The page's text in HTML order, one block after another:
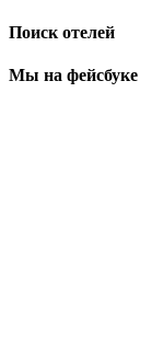
Поиск отелей
Мы на фейсбуке